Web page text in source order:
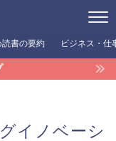
読書の要約 ビジネス・仕
イノベーシ